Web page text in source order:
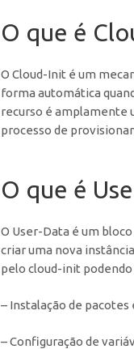
O que é
O Cloud-Init é um
forma automática
recurso é amplamente
processo de
O que é
O User-Data é um
criar uma nova
pelo cloud-init
– Instalação de pacotes
– Configuração de